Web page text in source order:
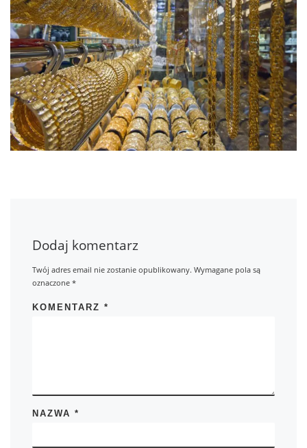
Dodaj komentarz
Twój adres email nie zostanie opublikowany. Wymagane pola są
oznaczone*
KOMENTARZ*
NAZWA*